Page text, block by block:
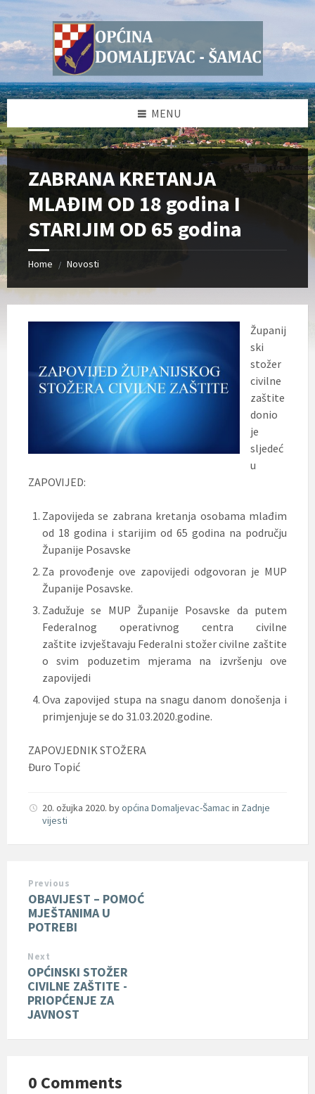
Skip
to
Skip
to
sidebar
Skip
to
sidebar
Skip
to
MENU
ZABRANA KRETANJA
MLAĐIM OD 18 godina I
STARIJIM OD 65 godina
Home / Novosti
Županij
ski
stožer
civilne
zaštite
donio
je
sljedeć
u
ZAPOVIJED:
Zapovijeda se zabrana kretanja osobama mlađim
od 18 godina i starijim od 65 godina na području
Županije Posavske
Za provođenje ove zapovijedi odgovoran je MUP
Županije Posavske.
Zadužuje se MUP Županije Posavske da putem
Federalnog operativnog centra civilne
zaštite izvještavaju Federalni stožer civilne zaštite
o svim poduzetim mjerama na izvršenju ove
zapovijedi
Ova zapovijed stupa na snagu danom donošenja i
primjenjuje se do 31.03.2020.godine.
ZAPOVJEDNIK STOŽERA
Đuro Topić
20. ožujka 2020. byopćina Domaljevac-Šamac in Zadnje
vijesti
Previous
OBAVIJEST – POMOĆ
MJEŠTANIMA U
POTREBI
Next
OPĆINSKI STOŽER
CIVILNE ZAŠTITE -
PRIOPĆENJE ZA
JAVNOST
0 Comments